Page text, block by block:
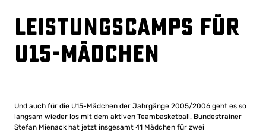
Leistungscamps für
U15-Mädchen
Und auch für die U15-Mädchen der Jahrgänge 2005/2006 geht es so
langsam wieder los mit dem aktiven Teambasketball. Bundestrainer
Stefan Mienack hat jetzt insgesamt 41 Mädchen für zwei